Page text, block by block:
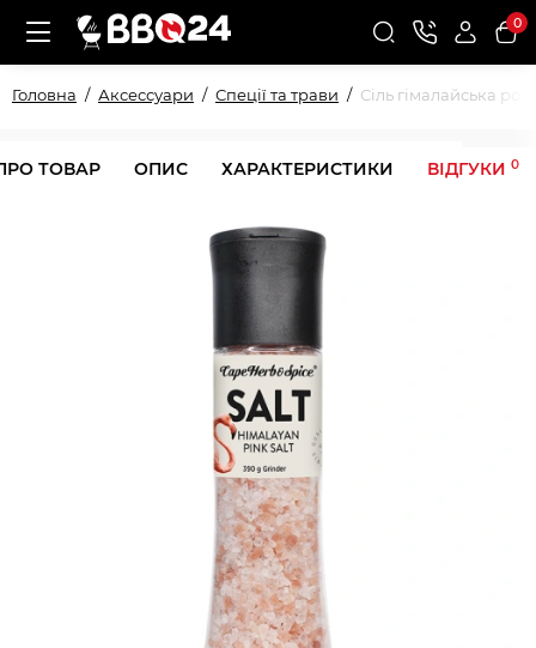
0
Головна Аксессуари Спеції та трави Сіль гімалайська
ТОВАР ОПИС ХАРАКТЕРИСТИКИ ВІДГУКИ 0